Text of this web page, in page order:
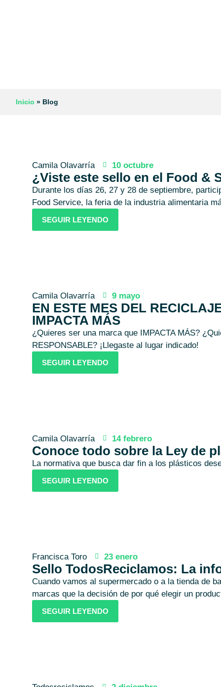
Inicio » Blog
Camila Olavarría 10 octubre
¿Viste este sello en el Food &
Durante los días 26, 27 y 28 de septiembre,
Food Service, la feria de la industria alimentaria
SEGUIR LEYENDO
Camila Olavarría 9 mayo
EN ESTE MES DEL
IMPACTA MÁS
¿Quieres ser una marca que IMPACTA MÁS?
RESPONSABLE? ¡Llegaste al lugar indicado!
SEGUIR LEYENDO
Camila Olavarría 14 febrero
Conoce todo sobre la Ley de
La normativa que busca dar fin a los plásticos
SEGUIR LEYENDO
Francisca Toro 23 enero
Sello TodosReciclamos: La
Cuando vamos al supermercado o a la tienda de
marcas que la decisión de por qué elegir un
SEGUIR LEYENDO